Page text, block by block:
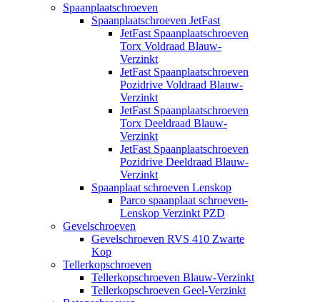
Spaanplaatschroeven
Spaanplaatschroeven JetFast
JetFast Spaanplaatschroeven
Torx Voldraad Blauw-
Verzinkt
JetFast Spaanplaatschroeven
Pozidrive Voldraad Blauw-
Verzinkt
JetFast Spaanplaatschroeven
Torx Deeldraad Blauw-
Verzinkt
JetFast Spaanplaatschroeven
Pozidrive Deeldraad Blauw-
Verzinkt
Spaanplaat schroeven Lenskop
Parco spaanplaat schroeven-
Lenskop Verzinkt PZD
Gevelschroeven
Gevelschroeven RVS 410 Zwarte
Kop
Tellerkopschroeven
Tellerkopschroeven Blauw-Verzinkt
Tellerkopschroeven Geel-Verzinkt